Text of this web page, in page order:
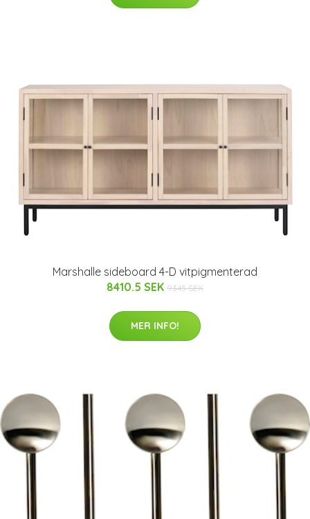
Marshalle sideboard 4-D vitpigmenterad
8410.5 SEK 9345 SEK
MER INFO!